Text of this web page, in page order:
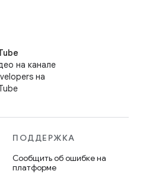
на канале
на
ПОДДЕРЖКА
Сообщить об ошибке на
платформе